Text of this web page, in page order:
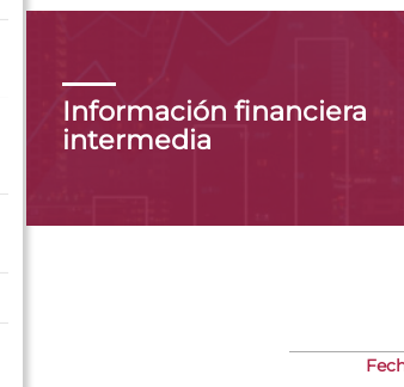
Información financiera
intermedia